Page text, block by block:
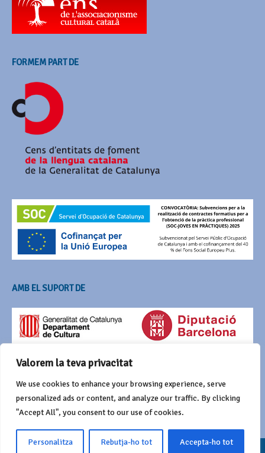
Valorem la teva privacitat
We use cookies to enhance your browsing experience, serve
personalized ads or content, and analyze our traffic. By clicking
"Accept All", you consent to our use of cookies.
Personalitza Rebutja-ho tot Accepta-ho tot
FORMEM PART DE
AMB EL SUPORT DE
© 2016 Agrupació del Bestiari Festiu i Popular de Catalunya